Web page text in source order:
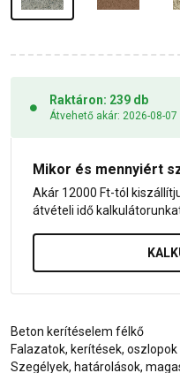
Raktáron: 239 db
Átvehető akár: 2026-08-07
Mikor és mennyiért
Akár 12000 Ft-tól
átvételi idő
Beton kerítéselem félkő
Falazatok, kerítések,
Szegélyek, határolások,